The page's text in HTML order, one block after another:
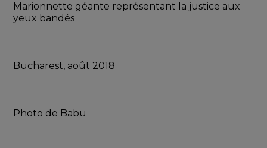
Marionnette géante représentant la justice aux
yeux bandés
Bucharest, août 2018
Photo de Babu